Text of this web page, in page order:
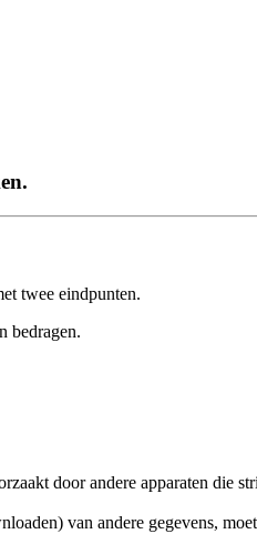
twee eindpunten.
bedragen.
door andere apparaten die
) van andere gegevens, moet